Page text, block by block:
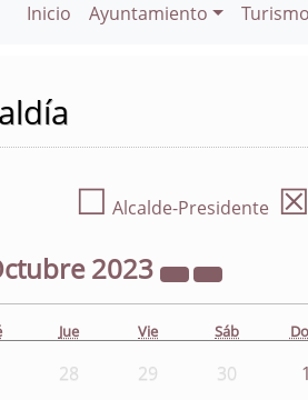
Inicio Ayuntamiento Turismo
☐ Alcalde-Presidente ☒
2023
Jue Vie Sáb
28 29 30 1